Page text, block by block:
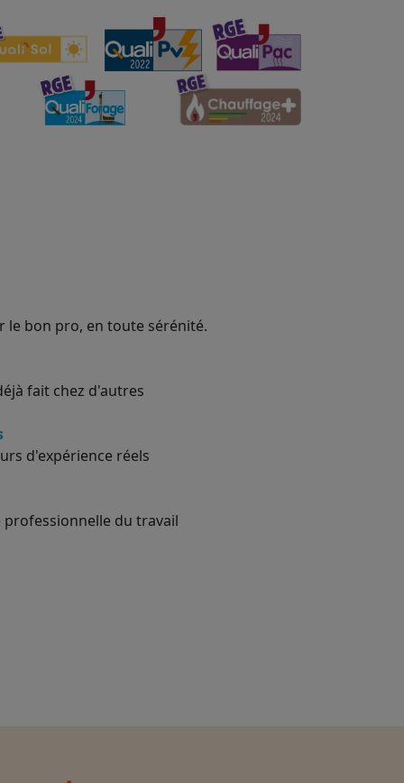
le bon pro, en toute sérénité.
fait chez d'autres
d'expérience réels
du travail